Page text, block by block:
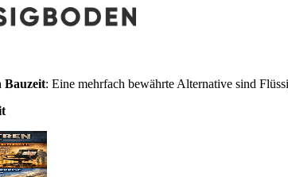
Bauzeit: Eine mehrfach bewährte Alternative sind